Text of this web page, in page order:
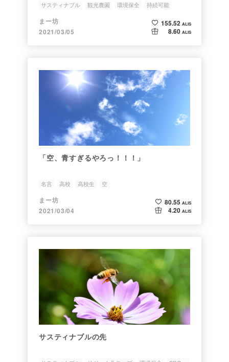
サスティナブル 観光農園 環境保全
持続可能
ブルーベリー
まー坊
2021/03/05
155.52 ALIS
8.60 ALIS
「空、青すぎるやろっ！！！」
名言 高校 高校生 空
まー坊
2021/03/04
80.55 ALIS
4.20 ALIS
サスティナブルの先